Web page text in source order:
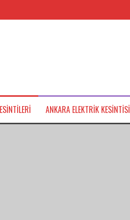
ANKARA ELEKTRIK KESINTISI